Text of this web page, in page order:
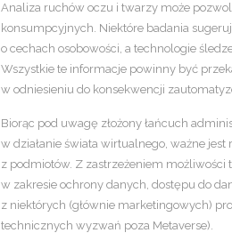
Analiza ruchów oczu i twarzy może
konsumpcyjnych. Niektóre badania
o cechach osobowości, a technologie
Wszystkie te informacje powinny być
w odniesieniu do konsekwencji
Biorąc pod uwagę złożony łańcuch
w działanie świata wirtualnego, ważne
z podmiotów. Z zastrzeżeniem
w zakresie ochrony danych, dostępu do
z niektórych (głównie marketingowych)
technicznych wyzwań poza Metaverse).